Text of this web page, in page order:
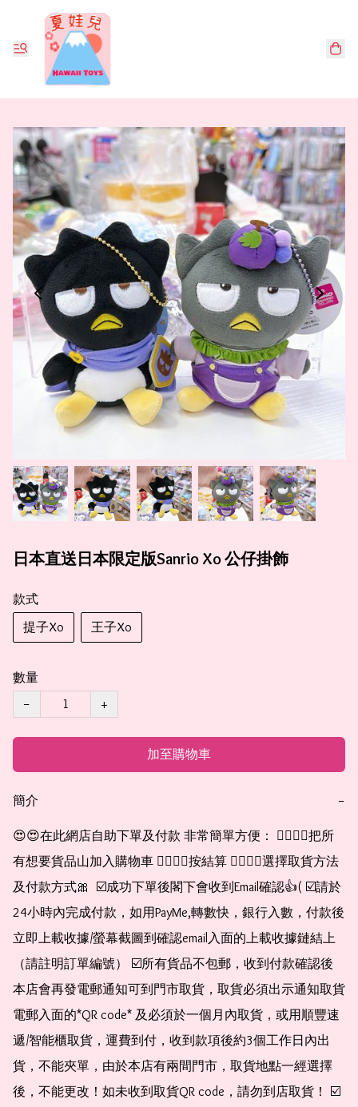
日本直送日本限定版Sanrio Xo 公仔掛飾
款式
提子Xo
王子Xo
數量
−
+
加至購物車
簡介 −
😍😍在此網店自助下單及付款 非常簡單方便： 👉🏻👉🏻把所
有想要貨品山加入購物車 👉🏻👉🏻按結算 👉🏻👉🏻選擇取貨方法
及付款方式🎀  ☑️成功下單後閣下會收到Email確認👍( ☑️請於
24小時內完成付款，如用PayMe,轉數快，銀行入數，付款後
立即上載收據/螢幕截圖到確認email入面的上載收據鏈結上
（請註明訂單編號） ☑️所有貨品不包郵，收到付款確認後
本店會再發電郵通知可到門市取貨，取貨必須出示通知取貨
電郵入面的*QR code* 及必須於一個月內取貨，或用順豐速
遞/智能櫃取貨，運費到付，收到款項後約3個工作日內出
貨，不能夾單，由於本店有兩間門市，取貨地點一經選擇
後，不能更改！如未收到取貨QR code，請勿到店取貨！ ☑️